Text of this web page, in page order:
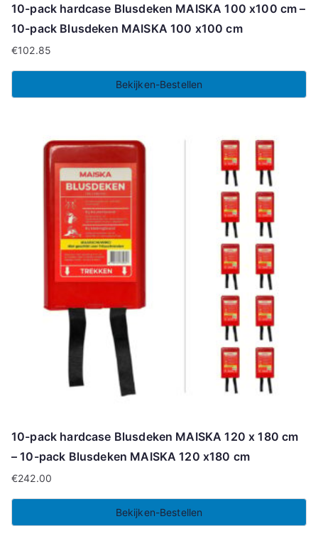
10-pack hardcase Blusdeken MAISKA 100 x100 cm –
10-pack Blusdeken MAISKA 100 x100 cm
€102.85
Bekijken-Bestellen
10-pack hardcase Blusdeken MAISKA 120 x 180 cm
– 10-pack Blusdeken MAISKA 120 x180 cm
€242.00
Bekijken-Bestellen